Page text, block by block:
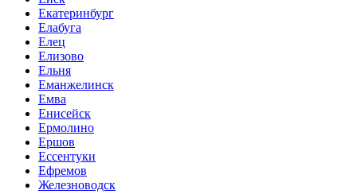
Екатеринбург
Елабуга
Елец
Елизово
Ельня
Еманжелинск
Емва
Енисейск
Ермолино
Ершов
Ессентуки
Ефремов
Железноводск